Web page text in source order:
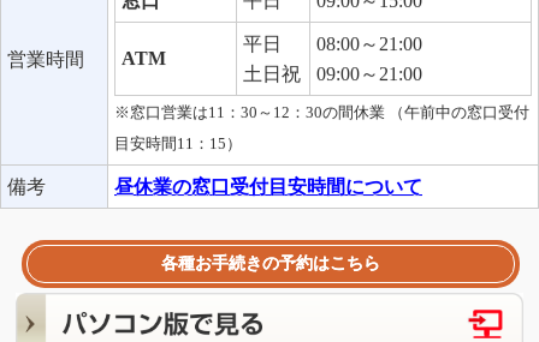
営業時間 ATM
平日
土日祝
08:00～21:00
09:00～21:00
※窓口営業は11：30～12：30の間休業 （午前中の窓口受付
目安時間11：15）
備考 昼休業の窓口受付目安時間について
各種お手続きの予約はこちら